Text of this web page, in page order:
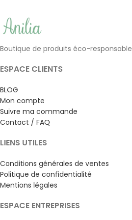
Boutique de produits éco-
ESPACE CLIENTS
BLOG
Mon compte
Suivre ma commande
Contact / FAQ
LIENS UTILES
Conditions générales de ventes
Politique de confidentialité
Mentions légales
ESPACE ENTREPRISES